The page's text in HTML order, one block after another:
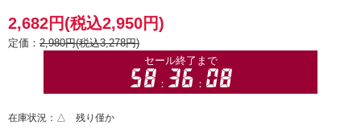
2,682円(税込2,950円)
定価： 2,980円(税込3,278円)
在庫状況：△ 残り僅か